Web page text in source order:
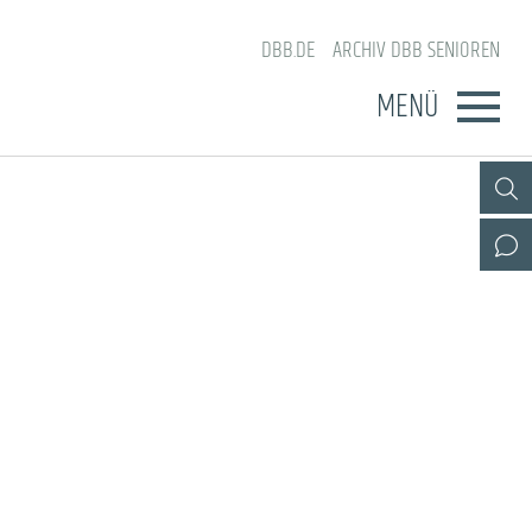
DBB.DE ARCHIV DBB SENIOREN
MENÜ